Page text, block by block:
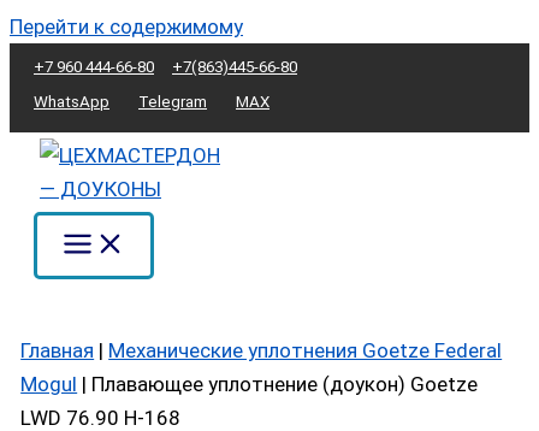
Перейти к содержимому
+7 960 444-66-80
+7(863)445-66-80
WhatsApp
Telegram MAX
Главная | Механические уплотнения Goetze Federal
Mogul | Плавающее уплотнение (доукон) Goetze
LWD 76.90 H-168